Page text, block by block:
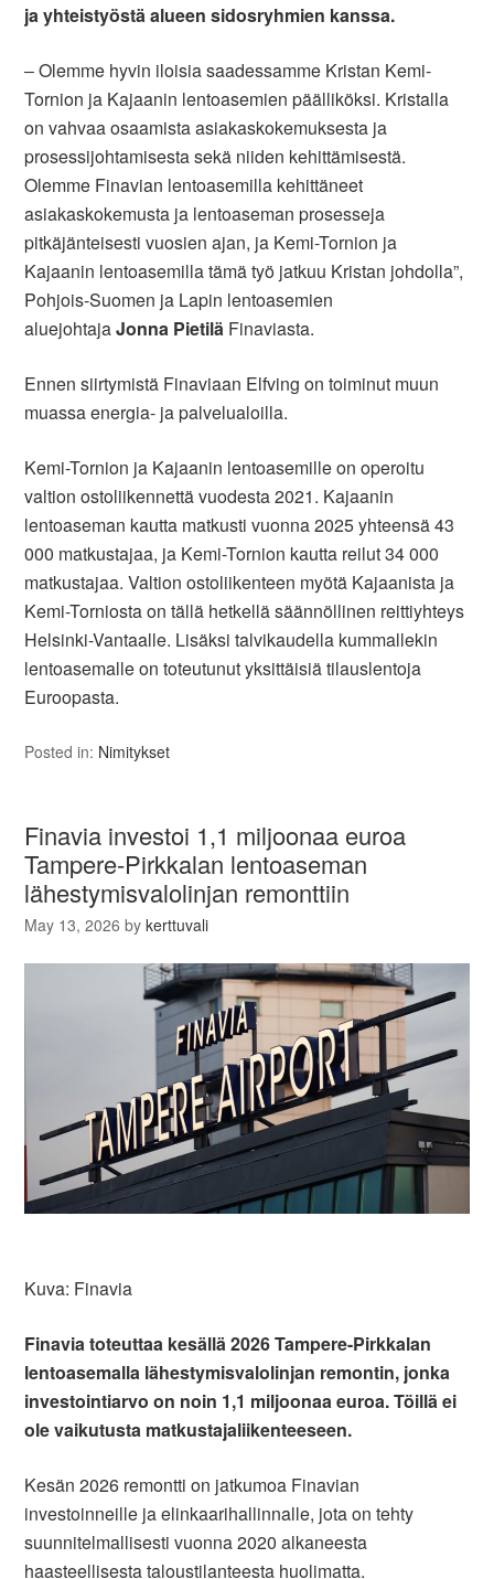
ja yhteistyöstä alueen sidosryhmien kanssa.
‒ Olemme hyvin iloisia saadessamme Kristan Kemi-
Tornion ja Kajaanin lentoasemien päälliköksi. Kristalla
on vahvaa osaamista asiakaskokemuksesta ja
prosessijohtamisesta sekä niiden kehittämisestä.
Olemme Finavian lentoasemilla kehittäneet
asiakaskokemusta ja lentoaseman prosesseja
pitkäjänteisesti vuosien ajan, ja Kemi-Tornion ja
Kajaanin lentoasemilla tämä työ jatkuu Kristan johdolla”,
Pohjois-Suomen ja Lapin lentoasemien
aluejohtajaJonna Pietilä Finaviasta.
Ennen siirtymistä Finaviaan Elfving on toiminut muun
muassa energia- ja palvelualoilla.
Kemi-Tornion ja Kajaanin lentoasemille on operoitu
valtion ostoliikennettä vuodesta 2021. Kajaanin
lentoaseman kautta matkusti vuonna 2025 yhteensä 43
000 matkustajaa, ja Kemi-Tornion kautta reilut 34 000
matkustajaa. Valtion ostoliikenteen myötä Kajaanista ja
Kemi-Torniosta on tällä hetkellä säännöllinen reittiyhteys
Helsinki-Vantaalle. Lisäksi talvikaudella kummallekin
lentoasemalle on toteutunut yksittäisiä tilauslentoja
Euroopasta.
Posted in: Nimitykset
Finavia investoi 1,1 miljoonaa euroa
Tampere-Pirkkalan lentoaseman
lähestymisvalolinjan remonttiin
May 13, 2026 bykerttuvali
Kuva: Finavia
Finavia toteuttaa kesällä 2026 Tampere-Pirkkalan
lentoasemalla lähestymisvalolinjan remontin, jonka
investointiarvo on noin 1,1 miljoonaa euroa. Töillä ei
ole vaikutusta matkustajaliikenteeseen.
Kesän 2026 remontti on jatkumoa Finavian
investoinneille ja elinkaarihallinnalle, jota on tehty
suunnitelmallisesti vuonna 2020 alkaneesta
haasteellisesta taloustilanteesta huolimatta.